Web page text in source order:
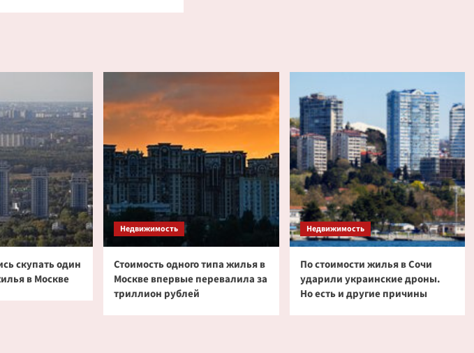
скупать один
в Москве
Недвижимость
Стоимость одного типа жилья в
Москве впервые перевалила за
триллион рублей
Недвижимость
По стоимости жилья в Сочи
ударили украинские дроны.
Но есть и другие причины